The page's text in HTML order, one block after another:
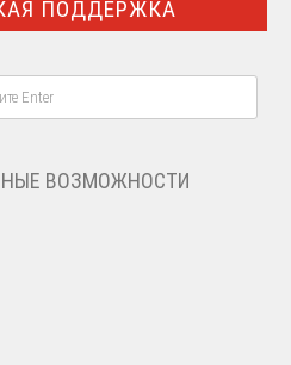
ПОДДЕРЖКА
ВОЗМОЖНОСТИ